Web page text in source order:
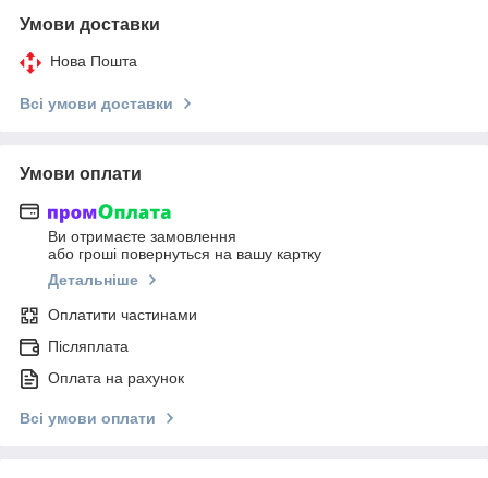
Умови доставки
Нова Пошта
Всі умови доставки
Умови оплати
Ви отримаєте замовлення
або гроші повернуться на вашу картку
Детальніше
Оплатити частинами
Післяплата
Оплата на рахунок
Всі умови оплати